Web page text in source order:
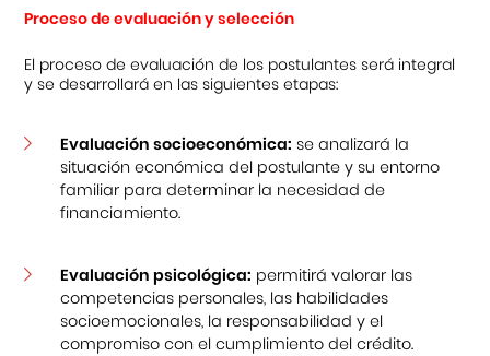
Proceso de evaluación y selección
El proceso de evaluación de los postulantes será integral
y se desarrollará en las siguientes etapas:
Evaluación socioeconómica: se analizará la
situación económica del postulante y su entorno
familiar para determinar la necesidad de
financiamiento.
Evaluación psicológica: permitirá valorar las
competencias personales, las habilidades
socioemocionales, la responsabilidad y el
compromiso con el cumplimiento del crédito.